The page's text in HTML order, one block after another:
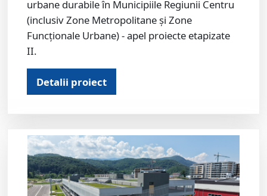
urbane durabile în Municipiile Regiunii Centru
(inclusiv Zone Metropolitane și Zone
Funcționale Urbane) - apel proiecte etapizate
II.
Detalii proiect